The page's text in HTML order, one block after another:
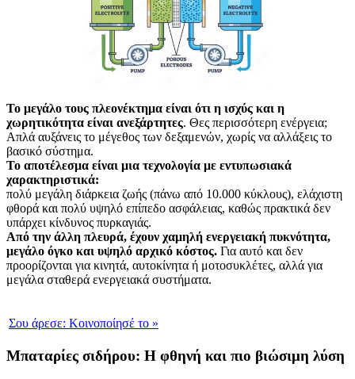
Το μεγάλο τους πλεονέκτημα είναι ότι η ισχύς και η
χωρητικότητα είναι ανεξάρτητες. Θες περισσότερη ενέργεια;
Απλά αυξάνεις το μέγεθος των δεξαμενών, χωρίς να αλλάξεις το
βασικό σύστημα.
Το αποτέλεσμα είναι μια τεχνολογία με εντυπωσιακά
χαρακτηριστικά:
πολύ μεγάλη διάρκεια ζωής (πάνω από 10.000 κύκλους), ελάχιστη
φθορά και πολύ υψηλό επίπεδο ασφάλειας, καθώς πρακτικά δεν
υπάρχει κίνδυνος πυρκαγιάς.
Από την άλλη πλευρά, έχουν χαμηλή ενεργειακή πυκνότητα,
μεγάλο όγκο και υψηλό αρχικό κόστος. Για αυτό και δεν
προορίζονται για κινητά, αυτοκίνητα ή μοτοσυκλέτες, αλλά για
μεγάλα σταθερά ενεργειακά συστήματα.
Σου άρεσε: Κοινοποίησέ το »
Μπαταρίες σιδήρου: Η φθηνή και πιο βιώσιμη λύση